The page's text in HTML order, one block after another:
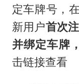
定车牌号，
新用户首次
并绑定车牌
击链接查看